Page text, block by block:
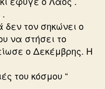
δεν τον σηκώνει ο
να στήσει το
ο Δεκέμβρης. Η
του κόσμου “